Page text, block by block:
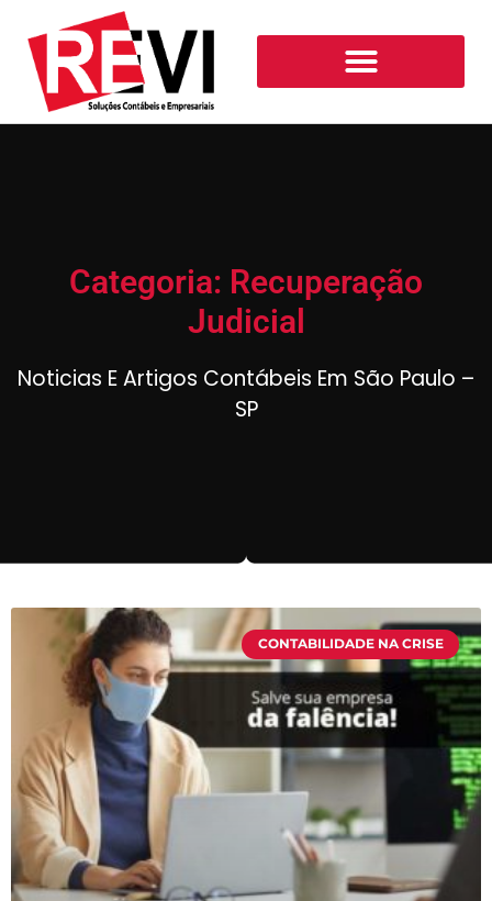
Categoria: Recuperação
Judicial
Noticias E Artigos Contábeis Em São Paulo –
SP
CONTABILIDADE NA CRISE